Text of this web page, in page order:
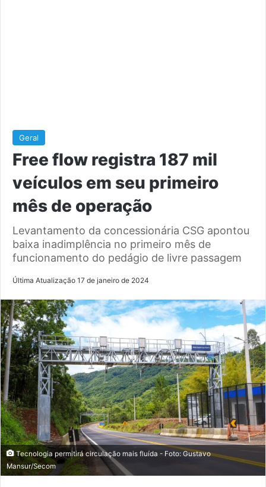
Geral
Free flow registra 187 mil
veículos em seu primeiro
mês de operação
Levantamento da concessionária CSG apontou
baixa inadimplência no primeiro mês de
funcionamento do pedágio de livre passagem
Última Atualização 17 de janeiro de 2024
Tecnologia permitirá circulação mais fluída - Foto: Gustavo
Mansur/Secom